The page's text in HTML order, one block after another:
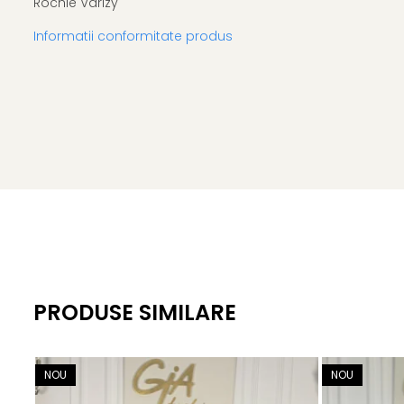
Informatii conformitate produs
PRODUSE SIMILARE
NOU NOU